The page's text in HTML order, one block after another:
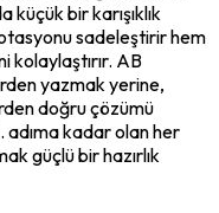
küçük bir karışıklık
sadeleştirir hem
kolaylaştırır. AB
yazmak yerine,
doğru çözümü
adıma kadar olan her
güçlü bir hazırlık